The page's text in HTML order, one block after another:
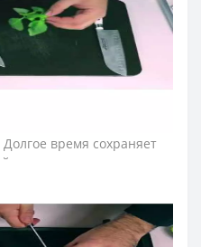
Аркос RivieraWhite
из пластичного
хвостовику тремя
серии «Ривьера»
и кислотным растворам,
время сохраняет
вид.
RivieraWhite
упаковке.